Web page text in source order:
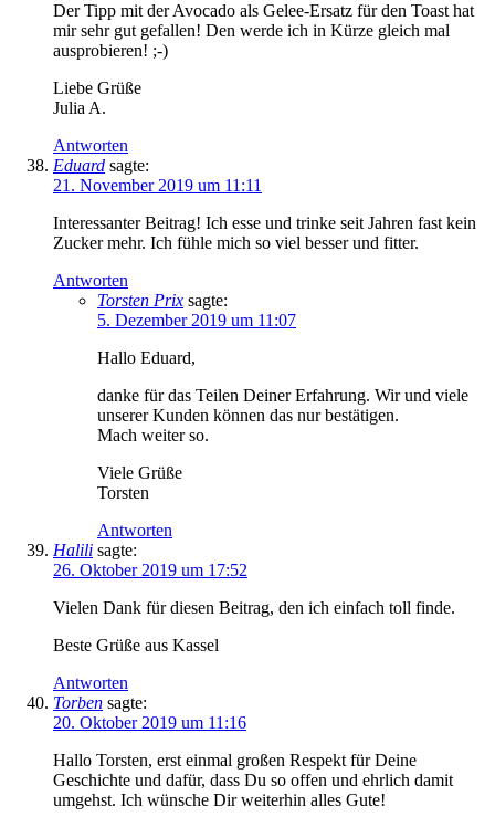
Der Tipp mit der Avocado als Gelee-Ersatz für den Toast hat
mir sehr gut gefallen! Den werde ich in Kürze gleich mal
ausprobieren! ;-)
Liebe Grüße
Julia A.
Antworten
Eduard sagte:
21. November 2019 um 11:11
Interessanter Beitrag! Ich esse und trinke seit Jahren fast kein
Zucker mehr. Ich fühle mich so viel besser und fitter.
Antworten
Torsten Prix sagte:
5. Dezember 2019 um 11:07
Hallo Eduard,
danke für das Teilen Deiner Erfahrung. Wir und viele
unserer Kunden können das nur bestätigen.
Mach weiter so.
Viele Grüße
Torsten
Antworten
Halili sagte:
26. Oktober 2019 um 17:52
Vielen Dank für diesen Beitrag, den ich einfach toll finde.
Beste Grüße aus Kassel
Antworten
Torben sagte:
20. Oktober 2019 um 11:16
Hallo Torsten, erst einmal großen Respekt für Deine
Geschichte und dafür, dass Du so offen und ehrlich damit
umgehst. Ich wünsche Dir weiterhin alles Gute!